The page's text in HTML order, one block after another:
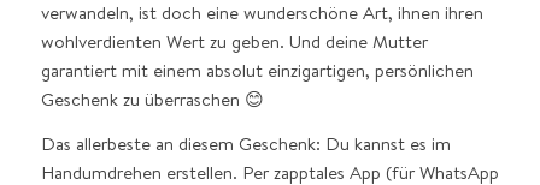
verwandeln, ist doch eine wunderschöne Art, ihnen ihren
wohlverdienten Wert zu geben. Und deine Mutter
garantiert mit einem absolut einzigartigen, persönlichen
Geschenk zu überraschen 😊
Das allerbeste an diesem Geschenk: Du kannst es im
Handumdrehen erstellen. Per zapptales App (für WhatsApp